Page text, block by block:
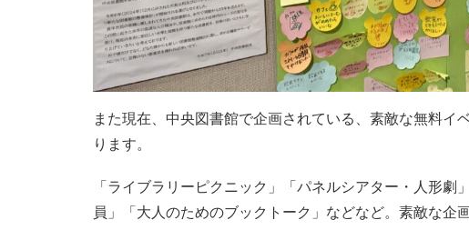
また現在、中央図書館で企画されている、素敵な無料イ
ります。
「ライブラリーピクニック」「パネルシアター・人形
員」「大人のためのブックトーク」などなど。素敵な企